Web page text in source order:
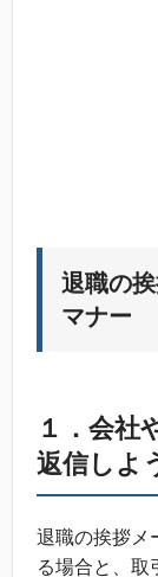
退職の
マナー
１．会社
返信しよ
退職の挨拶メ
る場合と、取